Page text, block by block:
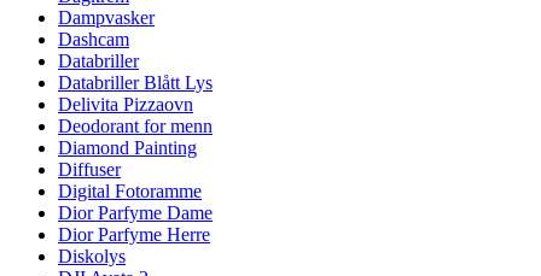
Dampvasker
Dashcam
Databriller
Databriller Blått Lys
Delivita Pizzaovn
Deodorant for menn
Diamond Painting
Diffuser
Digital Fotoramme
Dior Parfyme Dame
Dior Parfyme Herre
Diskolys